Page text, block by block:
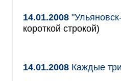
14.01.2008
короткой строкой)
14.01.2008 Каждые